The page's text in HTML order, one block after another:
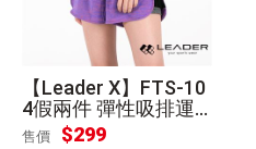
【Leader X】FTS-10
4假兩件 彈性吸排運
動短褲 女款(紫桃S)
售價 $299